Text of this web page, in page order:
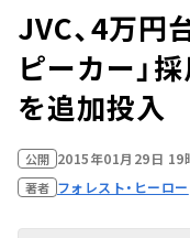
JVC、4万円
ピーカー」
を追加投入
公開 2015年01月29日 19
著者 フォレスト・ヒーロー